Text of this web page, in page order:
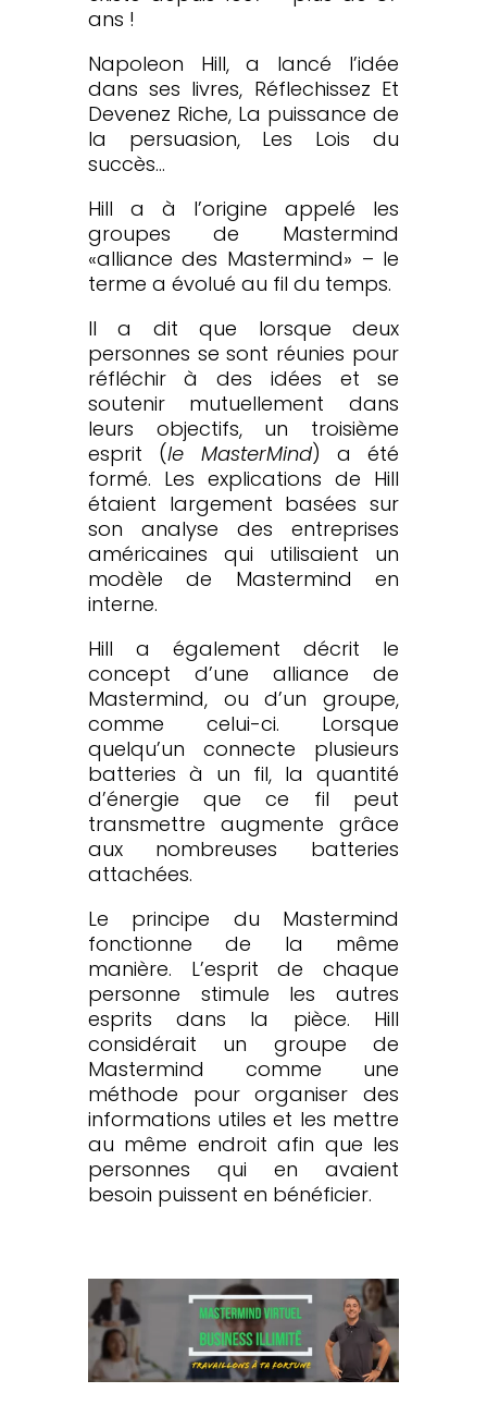
ans !
Napoleon Hill, a lancé l’idée
dans ses livres, Réflechissez Et
Devenez Riche, La puissance de
la persuasion, Les Lois du
succès…
Hill a à l’origine appelé les
groupes de Mastermind
«alliance des Mastermind» – le
terme a évolué au fil du temps.
Il a dit que lorsque deux
personnes se sont réunies pour
réfléchir à des idées et se
soutenir mutuellement dans
leurs objectifs, un troisième
esprit (le MasterMind) a été
formé. Les explications de Hill
étaient largement basées sur
son analyse des entreprises
américaines qui utilisaient un
modèle de Mastermind en
interne.
Hill a également décrit le
concept d’une alliance de
Mastermind, ou d’un groupe,
comme celui-ci. Lorsque
quelqu’un connecte plusieurs
batteries à un fil, la quantité
d’énergie que ce fil peut
transmettre augmente grâce
aux nombreuses batteries
attachées.
Le principe du Mastermind
fonctionne de la même
manière. L’esprit de chaque
personne stimule les autres
esprits dans la pièce. Hill
considérait un groupe de
Mastermind comme une
méthode pour organiser des
informations utiles et les mettre
au même endroit afin que les
personnes qui en avaient
besoin puissent en bénéficier.